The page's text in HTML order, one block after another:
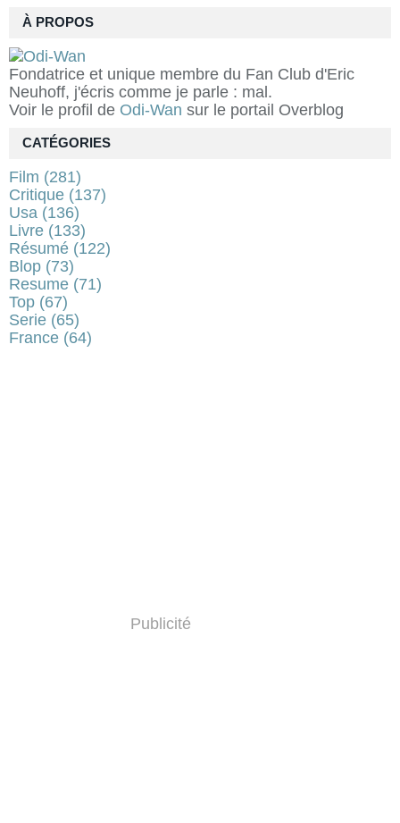
À PROPOS
Fondatrice et unique membre du Fan Club d'Eric
Neuhoff, j'écris comme je parle : mal.
Voir le profil de Odi-Wan sur le portail Overblog
CATÉGORIES
Film (281)
Critique (137)
Usa (136)
Livre (133)
Résumé (122)
Blop (73)
Resume (71)
Top (67)
Serie (65)
France (64)
Publicité